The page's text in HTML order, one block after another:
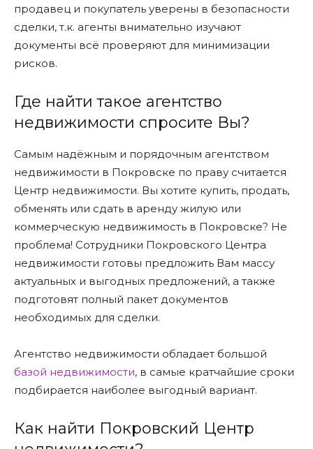
продавец и покупатель уверены в безопасности
сделки, т.к. агенты внимательно изучают
документы всё проверяют для минимизации
рисков.
Где найти такое агентство
недвижимости спросите Вы?
Самым надёжным и порядочным агентством
недвижимости в Покровске по праву считается
Центр недвижимости. Вы хотите купить, продать,
обменять или сдать в аренду жилую или
коммерческую недвижимость в Покровске? Не
проблема! Сотрудники Покровского Центра
недвижимости готовы предложить Вам массу
актуальных и выгодных предложений, а также
подготовят полный пакет документов
необходимых для сделки.
Агентство недвижимости обладает большой
базой недвижимости, в самые кратчайшие сроки
подбирается наиболее выгодный вариант.
Как найти Покровский Центр